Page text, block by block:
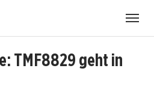
TMF8829 geht in